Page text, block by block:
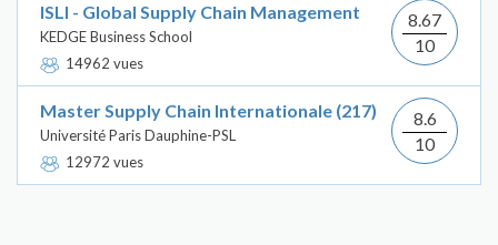
ISLI - Global Supply Chain Management
KEDGE Business School
14962 vues
8.67
10
Master Supply Chain Internationale (217)
Université Paris Dauphine-PSL
12972 vues
8.6
10